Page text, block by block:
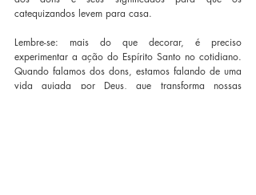
catequizandos levem para casa.
Lembre-se: mais do que decorar, é preciso
experimentar a ação do Espírito Santo no cotidiano.
Quando falamos dos dons, estamos falando de uma
vida guiada por Deus, que transforma nossas